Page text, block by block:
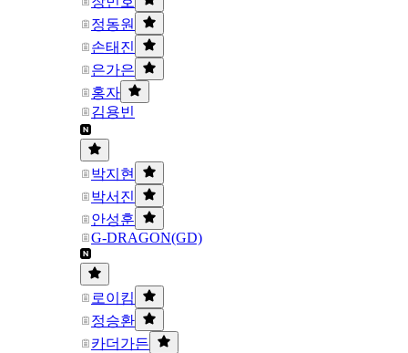
정동원
손태진
은가은
홍자
김용빈
박지현
박서진
안성훈
G-DRAGON(GD)
로이킴
정승환
카더가든